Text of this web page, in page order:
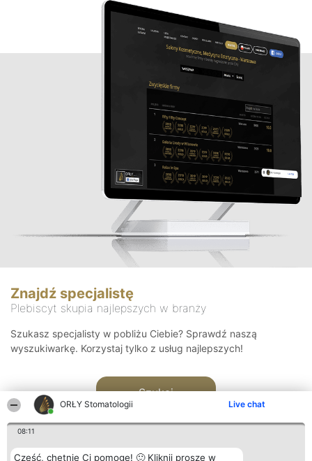
ORŁY Stomatologii Live chat
08:11
Cześć, chętnie Ci pomogę! 🙂 Kliknij proszę w
Znajdź specjalistę
Plebiscyt skupia najlepszych w branży
Szukasz specjalisty w pobliżu Ciebie? Sprawdź naszą
wyszukiwarkę. Korzystaj tylko z usług najlepszych!
Szukaj